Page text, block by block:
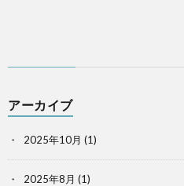
アーカイブ
2025年10月 (1)
2025年8月 (1)